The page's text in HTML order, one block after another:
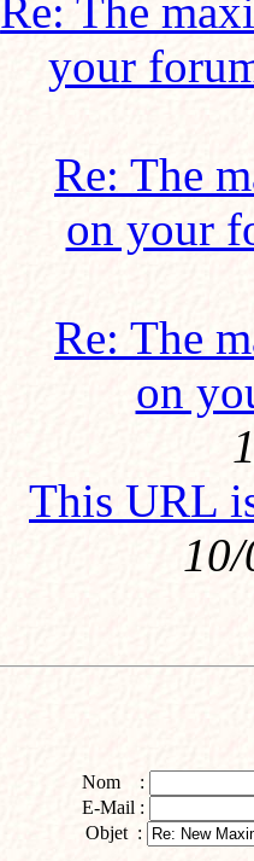
Re: The
your
Re: The
on your
Re: The
on
This URL
Nom :
E-Mail :
Objet :